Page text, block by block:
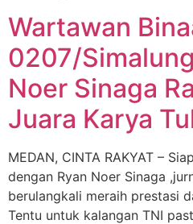
Wartawan
0207/
Noer Sinaga
Juara Karya
MEDAN, CINTA RAKYAT –
dengan Ryan Noer Sinaga
berulangkali meraih prestasi
Tentu untuk kalangan TNI